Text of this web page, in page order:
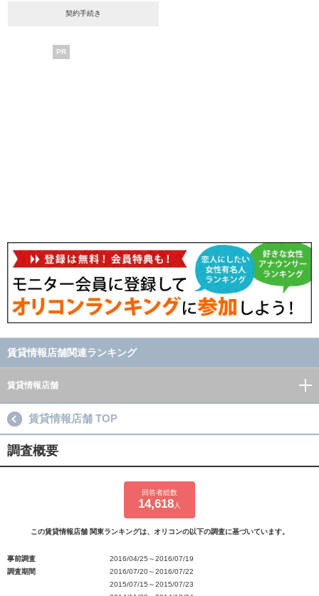
契約手続き
PR
賃貸情報店舗関連ランキング
賃貸情報店舗
賃貸情報店舗 TOP
調査概要
回答者総数
14,618 人
この賃貸情報店舗 関東ランキングは、オリコンの以下の調査に基づいています。
事前調査
2016/04/25～2016/07/19
調査期間
2016/07/20～2016/07/22
2015/07/15～2015/07/23